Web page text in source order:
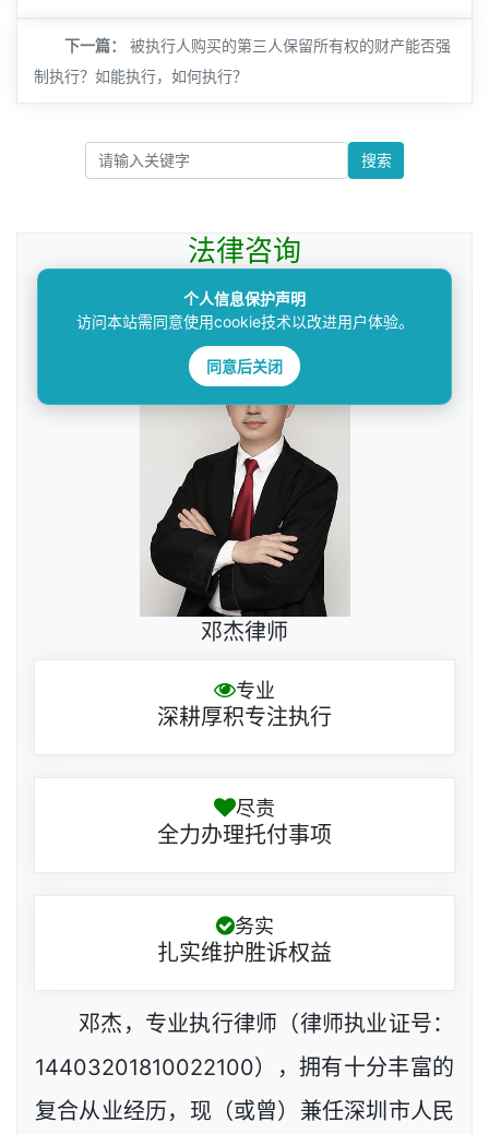
下一篇：
被执行人购买的第三人保留所有权的财产能否强
制执行？如能执行，如何执行？
搜索
法律咨询
————受人之托，忠人之事————
邓杰律师
专业
深耕厚积专注执行
尽责
全力办理托付事项
务实
扎实维护胜诉权益
邓杰，专业执行律师（律师执业证号：
14403201810022100），拥有十分丰富的
复合从业经历，现（或曾）兼任深圳市人民
个人信息保护声明
访问本站需同意使用cookie技术以改进用户体验。
同意后关闭